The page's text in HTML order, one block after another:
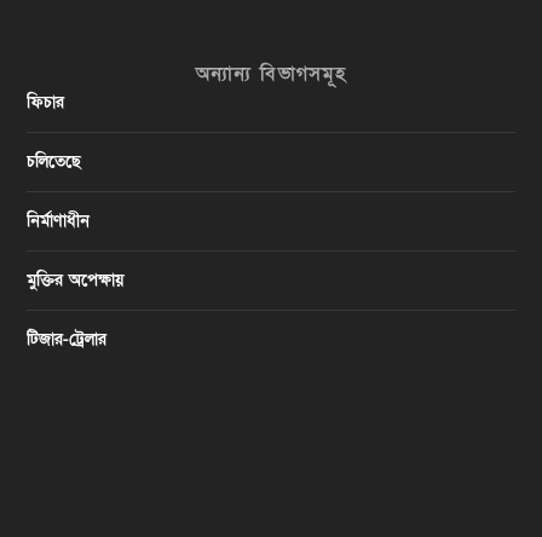
অন্যান্য বিভাগসমূহ
ফিচার
চলিতেছে
নির্মাণাধীন
মুক্তির অপেক্ষায়
টিজার-ট্রেলার